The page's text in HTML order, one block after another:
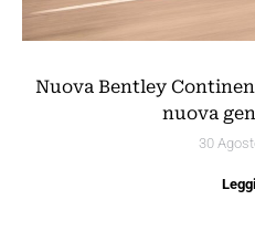
Nuova Bentley
nuova
30
Leggi